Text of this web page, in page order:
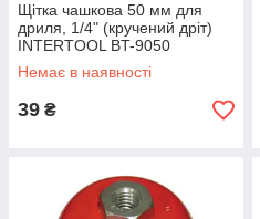
Щітка чашкова 50 мм для
дриля, 1/4" (кручений дріт)
INTERTOOL BT-9050
Немає в наявності
39 ₴